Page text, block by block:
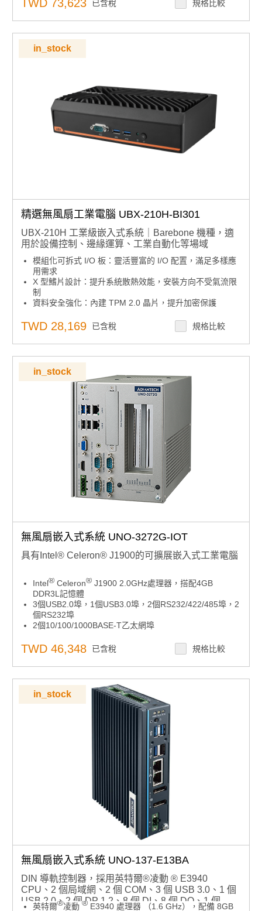
兩個前置 USB 端口
可雙向安裝機箱:牆上或工作台
li>
300W 80+電源供應
TWD 73,623 已含稅 規格比較
in_stock
精選無風扇工業電腦 UBX-210H-BI301
UBX-210H 工業級嵌入式系統｜Barebone 機種，適
用於設備控制、邊緣運算、工業自動化等場域
模組化可拆式 I/O 板：靈活豐富的 I/O 配置，滿足多樣應
用需求
X 型鰭片設計：提升系統散熱效能，安裝方向不受氣流限
制
資料安全強化：內建 TPM 2.0 晶片，提升加密保護
0/1 完整數據備份
無線擴充彈性：可整合選配 WiFi 與藍牙模組
多系統相容性：支援 Windows 10 IoT LTSC、Windows
11 IoT 或 Linux
TWD 28,169 已含稅 規格比較
in_stock
無風扇嵌入式系統 UNO-3272G-IOT
具有Intel® Celeron® J1900的可擴展嵌入式工業電腦
Intel® Celeron® J1900 2.0GHz處理器，搭配4GB
DDR3L記憶體
3個USB2.0埠，1個USB3.0埠，2個RS232/422/485埠，2
個RS232埠
2個10/100/1000BASE-T乙太網埠
可選配數位輸入/輸出支援感測和控制
專用的TPM2.0微控制器設計用於硬體安全
iDOOR技術實現靈活的系統I/O擴展
iDOOR技術支援多樣化的現場匯流排協議
雙電源輸入實現電源冗餘
TWD 46,348 已含稅 規格比較
in_stock
無風扇嵌入式系統 UNO-137-E13BA
DIN 導軌控制器，採用英特爾®凌動 ® E3940
CPU、2 個局域網、2 個 COM、3 個 USB 3.0、1 個
USB 2.0、2 個 DP 1.2、8 個 DI、8 個 DO、1 個
英特爾®凌動® E3940 處理器 （1.6 GHz），配備 8GB